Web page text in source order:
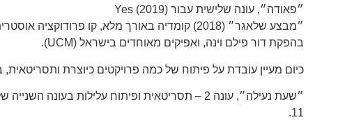
״פאודה״, עונה שלישית עבור Yes (2019)
״מבצע שלאגר״ (2018) קומדיה באורך מלא, קו פרודוקציה
בהפקת דור פילם וינה, ואפיקים מאוחדים בישראל (UCM).
כיום מעיין עובדת על פיתוח של כמה פרויקטים כיוצרת ותסריטאית,
״שעת נעילה״, עונה 2 – תסריטאית ופיתוח עלילות בעונה
11.